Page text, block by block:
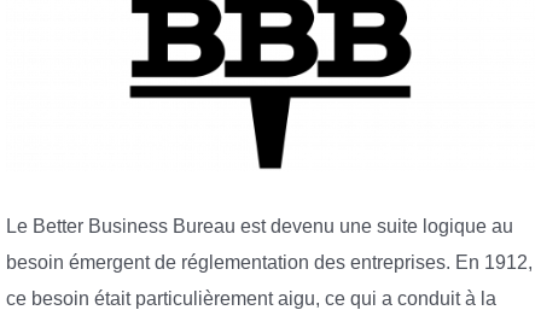
Le Better Business Bureau est devenu une suite logique au
besoin émergent de réglementation des entreprises. En 1912,
ce besoin était particulièrement aigu, ce qui a conduit à la